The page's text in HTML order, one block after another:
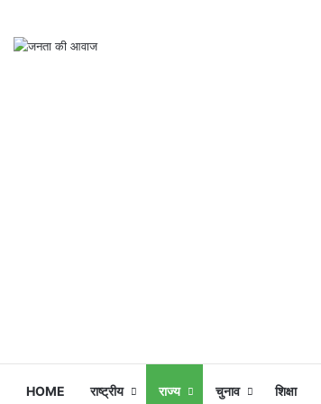
HOME राष्ट्रीय राज्य चुनाव शिक्षा